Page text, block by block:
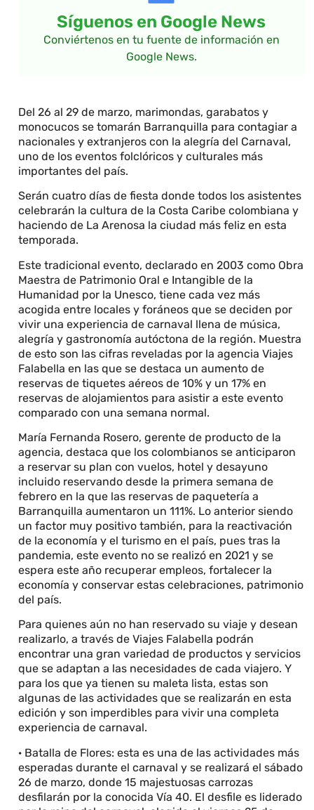
Síguenos en Google News
Conviértenos en tu fuente de información en
Google News.
Del 26 al 29 de marzo, marimondas, garabatos y
monocucos se tomarán Barranquilla para contagiar a
nacionales y extranjeros con la alegría del Carnaval,
uno de los eventos folclóricos y culturales más
importantes del país.
Serán cuatro días de fiesta donde todos los asistentes
celebrarán la cultura de la Costa Caribe colombiana y
haciendo de La Arenosa la ciudad más feliz en esta
temporada.
Este tradicional evento, declarado en 2003 como Obra
Maestra de Patrimonio Oral e Intangible de la
Humanidad por la Unesco, tiene cada vez más
acogida entre locales y foráneos que se deciden por
vivir una experiencia de carnaval llena de música,
alegría y gastronomía autóctona de la región. Muestra
de esto son las cifras reveladas por la agencia Viajes
Falabella en las que se destaca un aumento de
reservas de tiquetes aéreos de 10% y un 17% en
reservas de alojamientos para asistir a este evento
comparado con una semana normal.
María Fernanda Rosero, gerente de producto de la
agencia, destaca que los colombianos se anticiparon
a reservar su plan con vuelos, hotel y desayuno
incluido reservando desde la primera semana de
febrero en la que las reservas de paquetería a
Barranquilla aumentaron un 111%. Lo anterior siendo
un factor muy positivo también, para la reactivación
de la economía y el turismo en el país, pues tras la
pandemia, este evento no se realizó en 2021 y se
espera este año recuperar empleos, fortalecer la
economía y conservar estas celebraciones, patrimonio
del país.
Para quienes aún no han reservado su viaje y desean
realizarlo, a través de Viajes Falabella podrán
encontrar una gran variedad de productos y servicios
que se adaptan a las necesidades de cada viajero. Y
para los que ya tienen su maleta lista, estas son
algunas de las actividades que se realizarán en esta
edición y son imperdibles para vivir una completa
experiencia de carnaval.
· Batalla de Flores: esta es una de las actividades más
esperadas durante el carnaval y se realizará el sábado
26 de marzo, donde 15 majestuosas carrozas
desfilarán por la conocida Vía 40. El desfile es liderado